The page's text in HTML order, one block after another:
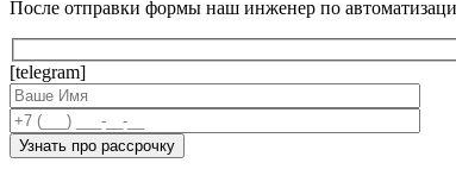
После отправки формы наш инженер по
[telegram]